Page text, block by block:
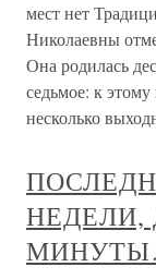
мест нет
Николаевны
Она родилась
седьмое: к
несколько
НЕДЕЛИ,